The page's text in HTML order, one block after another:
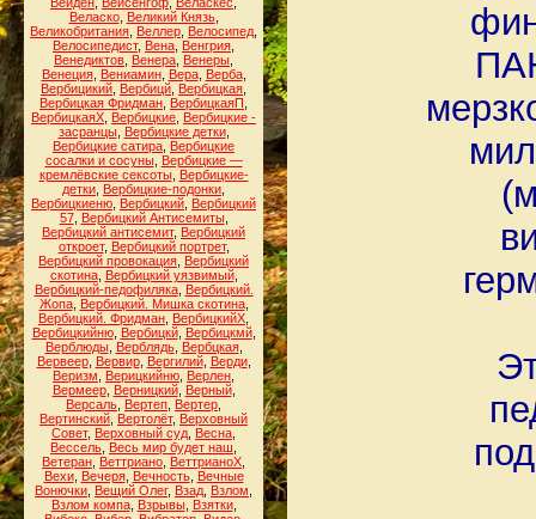
Веласко, Великий Князь,
Великобритания Веллер Велосипед
Велосипедист, Вена Венгрия
Венедиктов Венера Венеры
Венеция, Вениамин, Вера, Верба,
Вербицикий Вербицй Вербицкая
Вербицкая Фридман ВербицкаяП
ВербицкаяХ Вербицкие Вербицкие -
засранцы, Вербицкие детки,
Вербицкие сатира Вербицкие
сосалки и сосуны, Вербицкие —
кремлёвские сексоты, Вербицкие-
детки Вербицкие-подонки
Вербицкиеню Вербицкий Вербицкий
57, Вербицкий Антисемиты,
Вербицкий антисемит, Вербицкий
откроет, Вербицкий портрет,
Вербицкий провокация Вербицкий
скотина, Вербицкий уязвимый,
Вербицкий-педофиляка, Вербицкий.
Жопа, Вербицкий. Мишка скотина,
Вербицкий. Фридман ВербицкийХ
Вербицкийню, Вербицкй, Вербицкмй,
Верблюды, Верблядь, Вербцкая,
Вервеер, Вервир, Вергилий, Верди,
Веризм
Верицкийню Верлен
Вермеер, Верницкий, Верный,
Версаль Вертеп Вертер
Вертинский Вертолёт, Верховный
Совет, Верховный суд Весна
Вессель Весь мир будет наш
Ветеран Веттриано ВеттрианоХ
Вехи, Вечеря, Вечность, Вечные
Вонючки Вещий Олег, Взад Взлом
Взлом компа, Взрывы, Взятки,